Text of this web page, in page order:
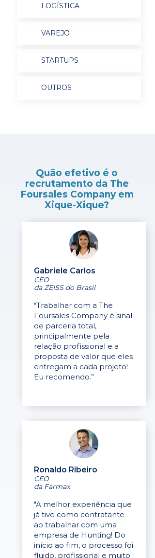
LOGÍSTICA
VAREJO
STARTUPS
OUTROS
Quão efetivo é o
recrutamento da The
Foursales Company em
Xique-Xique?
Gabriele Carlos
CEO
da ZEISS do Brasil
“Trabalhar com a The
Foursales Company é sinal
de parceria total,
principalmente pela
relação profissional e a
proposta de valor que eles
entregam a cada projeto!
Eu recomendo.”
Ronaldo Ribeiro
CEO
da Farmax
"A melhor experiência que
já tive como contratante
ao trabalhar com uma
empresa de Hunting! Do
início ao fim, o processo foi
fluido, profissional e muito